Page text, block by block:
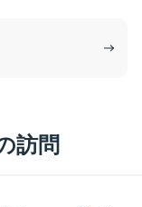
訪問